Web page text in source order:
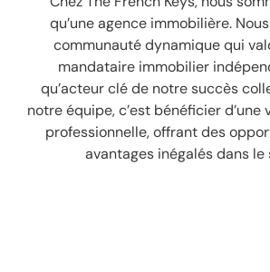
qu’une agence immobilière.
communauté dynamique qui
mandataire immobilier
qu’acteur clé de notre succès
notre équipe, c’est bénéficier
professionnelle, offrant des
avantages inégalés dans le